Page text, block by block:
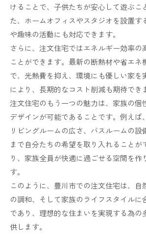
15.対応地域
けることで、子供たちが安心して遊ぶこ
た、ホームオフィスやスタジオを設置す
や趣味の活動にも対応できます。
さらに、注文住宅ではエネルギー効率の
ことができます。最新の断熱材や省エネ
で、光熱費を抑え、環境にも優しい家を
により、長期的なコスト削減も期待でき
注文住宅のもう一つの魅力は、家族の個
デザインが可能であることです。例えば
リビングルームの広さ、バスルームの設
まで自分たちの希望を取り入れることが
り、家族全員が快適に過ごせる空間を作
す。
このように、豊川市での注文住宅は、自
の調和、そして家族のライフスタイルに
であり、理想的な住まいを実現する為の
供します。